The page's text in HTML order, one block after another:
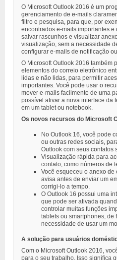
O Microsoft Outlook 2016 é um
gerenciamento de e-mails
filtro e pesquisa, para que, por
encontrados e-mails importantes e
salvar rascunhos e visualizar
visualização, sem a necessidade
configurar e-mails de notificação
O Microsoft Outlook 2016 também
elementos do correio eletrônico
lidas e não lidas, para permitir
importantes. Você pode usar o
mover e-mails facilmente de uma
possível ativar a nova interface da
em um tablet ou notebook.
Os novos recursos do Microsoft
No Outlook 16, você pode
ou outras redes sociais,
Outlook com seus contatos
Visualização rápida para
contato, como números de
Você esqueceu o anexo de
avisa antes de enviar um
corrigi-lo a tempo.
O Outlook 16 possui uma
que pode ser ativada
controlar muitas funções
tablets ou smartphones, de
necessidade de usar um
A solução para usuários
Com o Microsoft Outlook 2016,
para o seu trabalho. Isso significa